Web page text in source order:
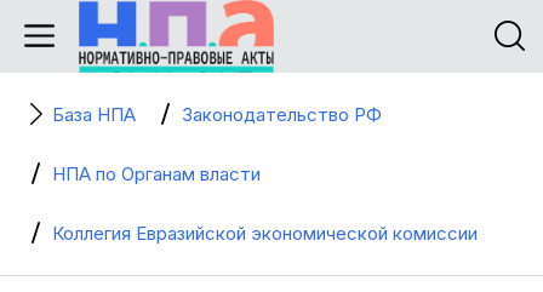
База НПА Законодательство РФ
НПА по Органам власти
Коллегия Евразийской экономической комиссии